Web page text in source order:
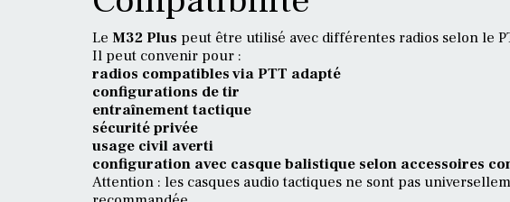
Le M32 Plus peut être utilisé avec différentes radios selon le
Il peut convenir pour :
radios compatibles via PTT adapté
configurations de tir
entraînement tactique
sécurité privée
usage civil averti
configuration avec casque balistique selon accessoires
Attention : les casques audio tactiques ne sont pas